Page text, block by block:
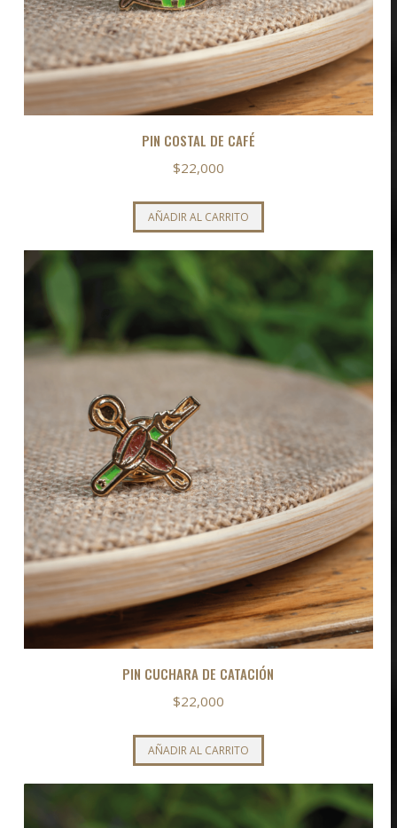
PIN COSTAL DE CAFÉ
$22,000
AÑADIR AL CARRITO
PIN CUCHARA DE CATACIÓN
$22,000
AÑADIR AL CARRITO